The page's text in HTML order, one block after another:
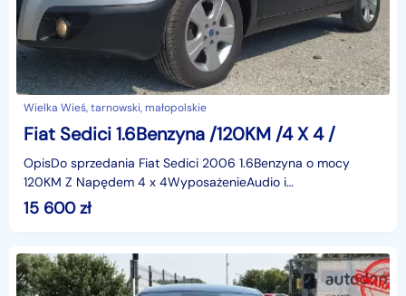
Wielka Wieś, tarnowski, małopolskie
Fiat Sedici 1.6Benzyna /120KM /4 X 4 /
OpisDo sprzedania Fiat Sedici 2006 1.6Benzyna o mocy
120KM Z Napędem 4 x 4WyposażenieAudio i
multimediaRadioKlimatyzacja pół automatycznaElektryczne
15 600zł